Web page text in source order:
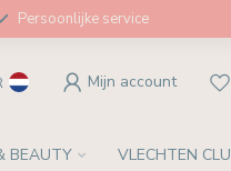
Persoonlijke service
Mijn account
BEAUTY VLECHTEN